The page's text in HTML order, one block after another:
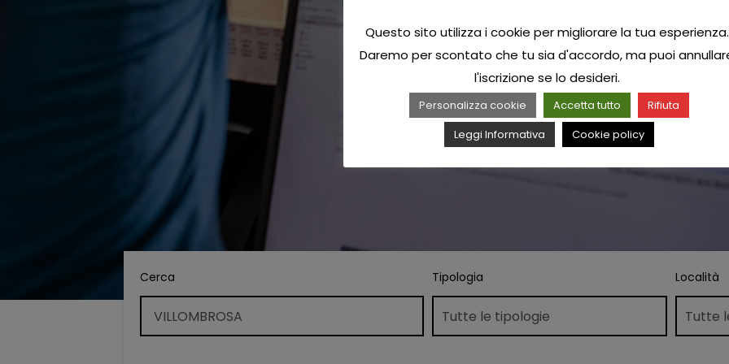
Cerca Tipologia Località
Questo sito utilizza i cookie per migliorare la tua esperienza.
Daremo per scontato che tu sia d'accordo, ma puoi
l'iscrizione se lo desideri.
Personalizza cookie Accetta tutto
Rifiuta
Leggi Informativa
Cookie policy